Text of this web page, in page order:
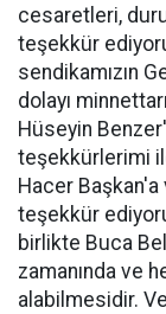
cesaretleri,
teşekkür
sendikamızın
dolayı
Hüseyin
teşekkürlerimi
Hacer Başkan'a
teşekkür
birlikte Buca
zamanında ve
alabilmesidir.